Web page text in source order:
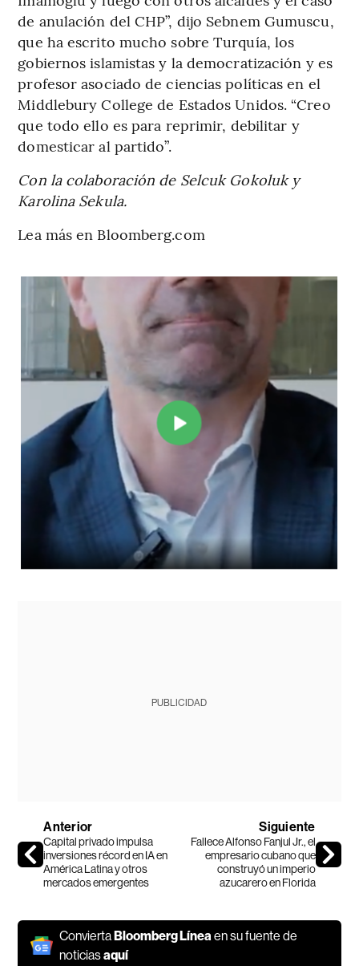
de anulación del CHP”, dijo Sebnem Gumuscu,
que ha escrito mucho sobre Turquía, los
gobiernos islamistas y la democratización y es
profesor asociado de ciencias políticas en el
Middlebury College de Estados Unidos. “Creo
que todo ello es para reprimir, debilitar y
domesticar al partido”.
Con la colaboración de Selcuk Gokoluk y
Karolina Sekula.
Lea más en Bloomberg.com
PUBLICIDAD
Anterior
Capital privado impulsa
inversiones récord en IA en
América Latina y otros
mercados emergentes
Siguiente
Fallece Alfonso Fanjul Jr., el
empresario cubano que
construyó un imperio
azucarero en Florida
ConviertaBloomberg Línea en su fuente de
noticiasaquí